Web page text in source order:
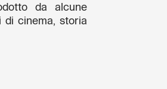
da alcune
di cinema, storia